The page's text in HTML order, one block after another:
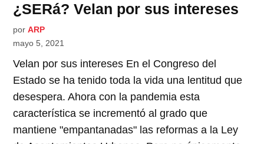
¿SERá? Velan por sus intereses
por ARP
mayo 5, 2021
Velan por sus intereses En el Congreso del
Estado se ha tenido toda la vida una lentitud que
desespera. Ahora con la pandemia esta
característica se incrementó al grado que
mantiene "empantanadas" las reformas a la Ley